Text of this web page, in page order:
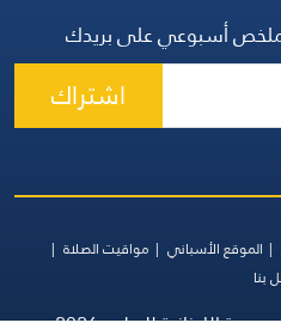
أسبوعي على بريدك
اشتراك
الموقع الأسباني
مواقيت الصلاة
بنا